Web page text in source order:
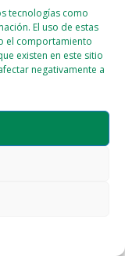
tecnologías como
El uso de estas
el comportamiento
existen en este sitio
negativamente a
(EU)